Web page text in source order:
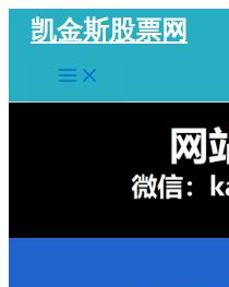
容
凯金斯股票网
Main
Menu